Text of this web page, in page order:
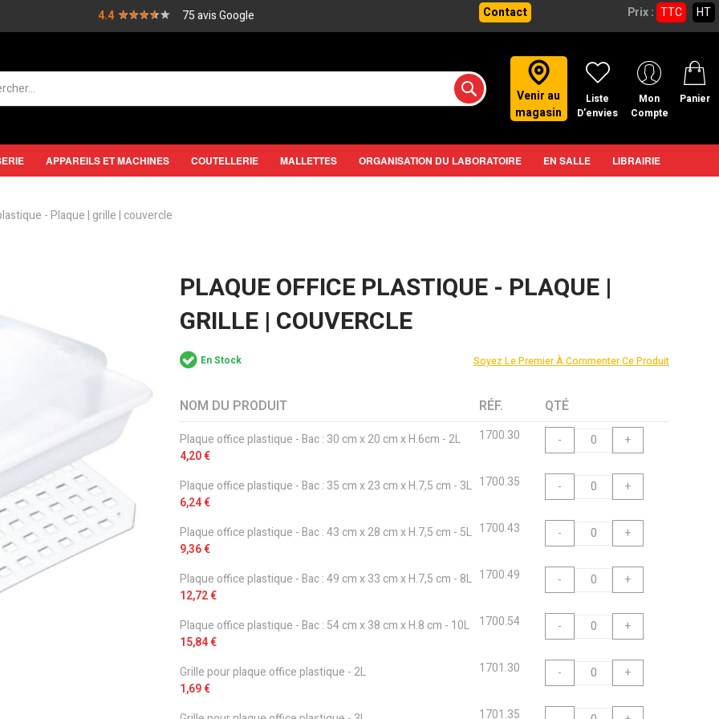
4.4 ★★★★★
★★★★★ 75 avis Google Contact Prix : TTC HT
Venir au
magasin
Liste
D’envies
Mon
Compte
Panier
APPAREILS ET MACHINES COUTELLERIE MALLETTES ORGANISATION DU LABORATOIRE EN SALLE LIBRAIRIE
- Plaque | grille | couvercle
PLAQUE OFFICE PLASTIQUE - PLAQUE |
GRILLE | COUVERCLE
Soyez Le Premier À Commenter Ce Produit
En Stock
du
produit
NOM DU PRODUIT RÉF. QTÉ
Plaque office plastique - Bac : 30 cm x 20 cm x H.6cm - 2L
4,20 €
1700.30 - +
Plaque office plastique - Bac : 35 cm x 23 cm x H.7,5 cm - 3L
6,24 €
1700.35 - +
Plaque office plastique - Bac : 43 cm x 28 cm x H.7,5 cm - 5L
9,36 €
1700.43 - +
Plaque office plastique - Bac : 49 cm x 33 cm x H.7,5 cm - 8L
12,72 €
1700.49 - +
Plaque office plastique - Bac : 54 cm x 38 cm x H.8 cm - 10L
15,84 €
1700.54 - +
Grille pour plaque office plastique - 2L
1,69 €
1701.30 - +
1701.35